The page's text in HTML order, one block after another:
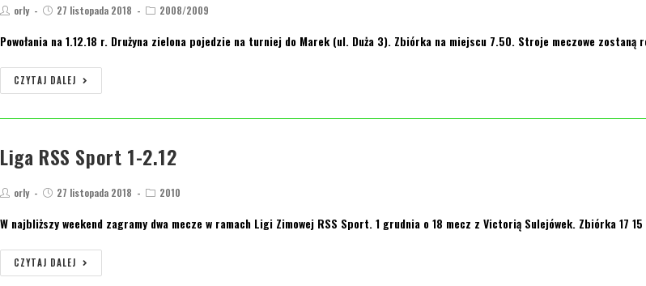
orly 27 listopada 2018 2008/2009
Powołania na 1.12.18 r. Drużyna zielona pojedzie na turniej do Marek (ul. Duża 3). Zbiórka na miejscu 7.50. Stroje meczowe
CZYTAJ DALEJ
Liga RSS Sport 1-2.12
orly 27 listopada 2018 2010
W najbliższy weekend zagramy dwa mecze w ramach Ligi Zimowej RSS Sport. 1 grudnia o 18 mecz z Victorią Sulejówek. Zbiórka 17
CZYTAJ DALEJ